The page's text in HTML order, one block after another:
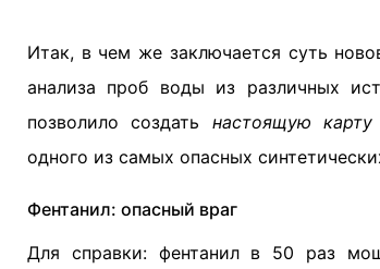
Итак, в чем же заключается суть
анализа проб воды из различных
позволило создать настоящую карту
одного из самых опасных
Фентанил: опасный враг
Для справки: фентанил в 50 раз